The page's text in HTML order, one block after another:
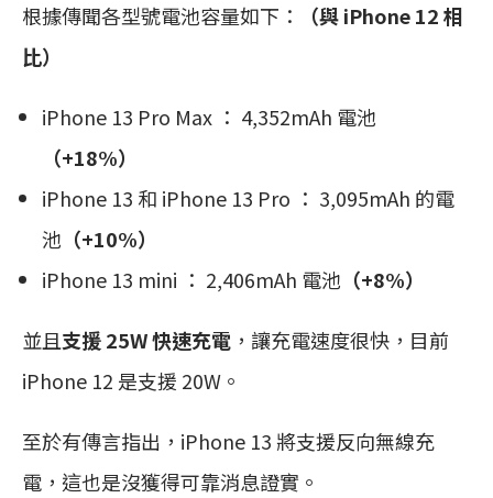
根據傳聞各型號電池容量如下：
（與 iPhone 12 相
比）
‌iPhone 13‌ Pro Max ： 4,352mAh 電池
（+18%）
‌iPhone 13‌ 和 ‌iPhone 13‌ Pro ： 3,095mAh 的電
池 （+10%）
‌iPhone 13‌ mini ： 2,406mAh 電池 （+8%）
並且支援 25W 快速充電 ，讓充電速度很快，目前
iPhone 12 是支援 20W。
至於有傳言指出，iPhone 13 將支援反向無線充
電，這也是沒獲得可靠消息證實。